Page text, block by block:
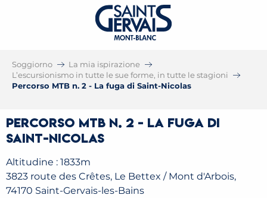
Soggiorno
La mia ispirazione
L’escursionismo in tutte le sue forme, in tutte le stagioni
Percorso MTB n. 2 - La fuga di Saint-Nicolas
Percorso MTB n. 2 - La fuga di
Saint-Nicolas
Altitudine : 1833m
3823 route des Crêtes, Le Bettex / Mont d'Arbois,
74170 Saint-Gervais-les-Bains